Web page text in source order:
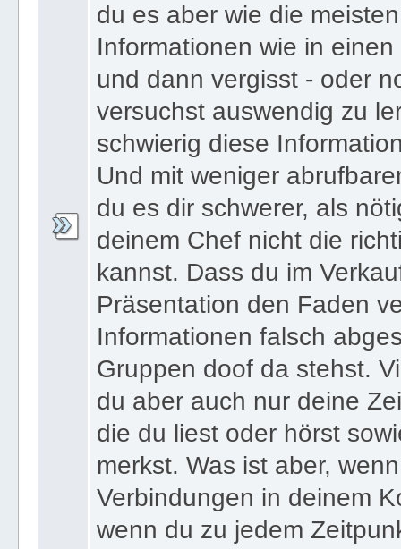
findest du sie wieder
du es aber wie die
Informationen wie in
und dann vergisst - oder
versuchst auswendig zu
schwierig diese
Und mit weniger
du es dir schwerer, als
deinem Chef nicht die
kannst. Dass du im
Präsentation den Faden
Informationen falsch
Gruppen doof da stehst.
du aber auch nur deine
die du liest oder hörst
merkst. Was ist aber,
Verbindungen in deinem